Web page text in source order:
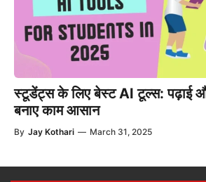
स्टूडेंट्स के लिए बेस्ट AI टूल्स: पढ़ाई
बनाए काम आसान
By Jay Kothari — March 31, 2025